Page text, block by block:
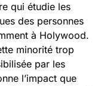
qui étudie les
des personnes
à Holywood.
minorité trop
par les
l’impact que